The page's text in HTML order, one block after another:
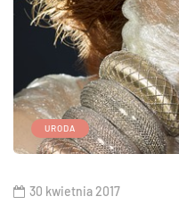
URODA
30 kwietnia 2017